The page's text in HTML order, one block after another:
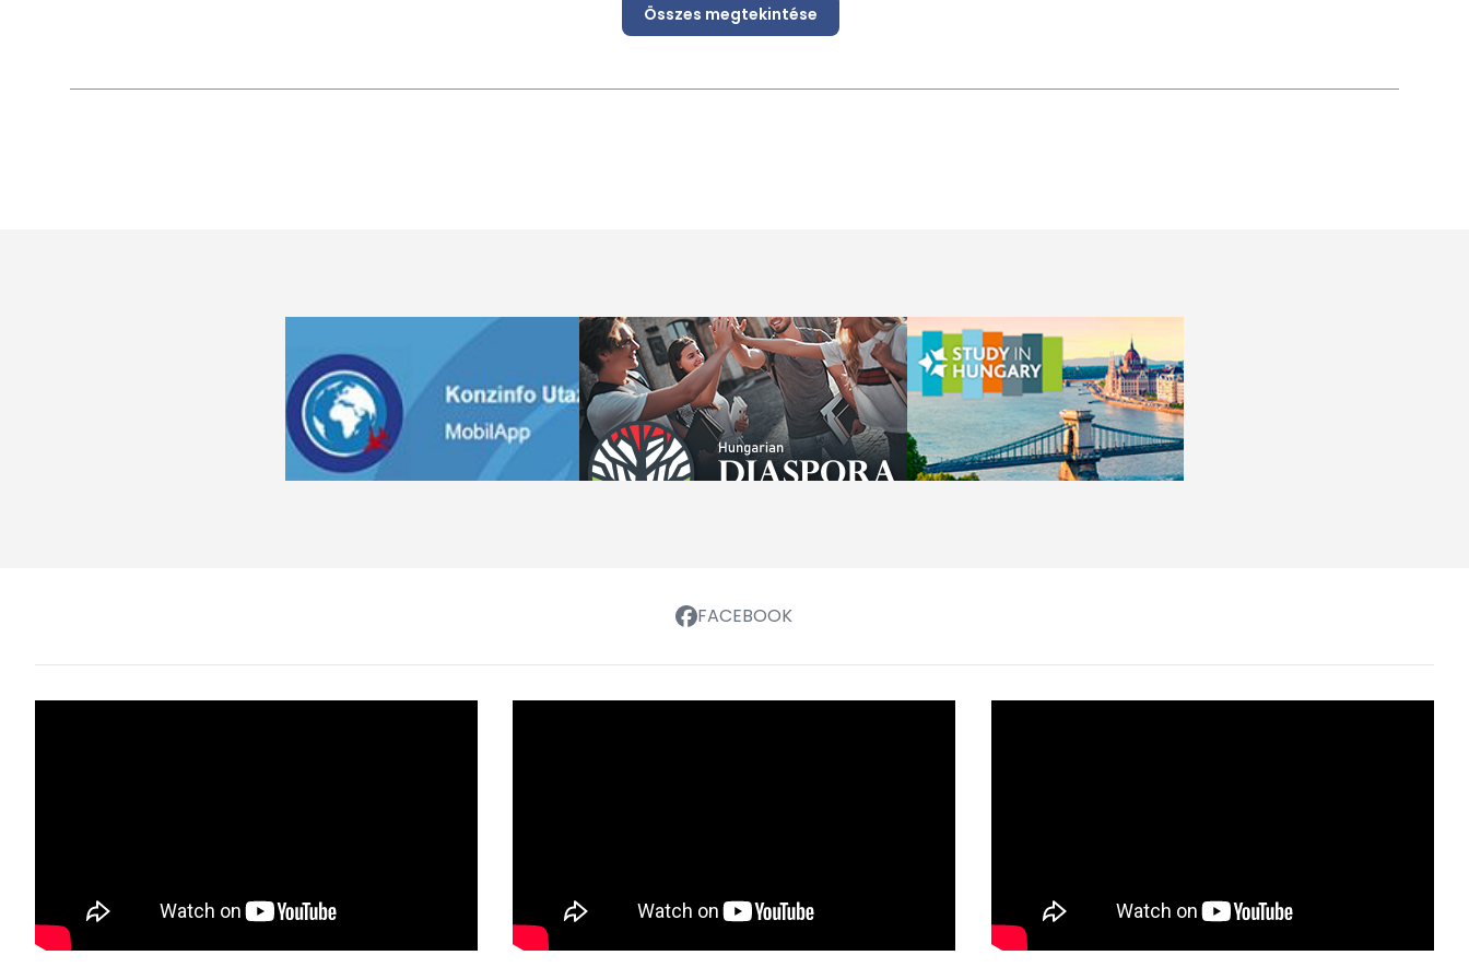
Összes megtekintése
FACEBOOK